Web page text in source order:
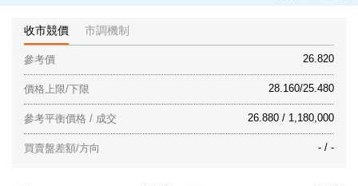
收市競價 市調機制
26.820
參考價
28.160/25.480
價格上限/下限
26.880 / 1,180,000
參考平衡價格 / 成交
- / -
買賣盤差額/方向